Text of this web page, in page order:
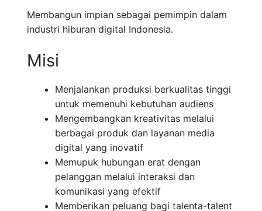
Membangun impian sebagai pemimpin dalam
industri hiburan digital Indonesia.
Misi
Menjalankan produksi berkualitas tinggi
untuk memenuhi kebutuhan audiens
Mengembangkan kreativitas melalui
berbagai produk dan layanan media
digital yang inovatif
Memupuk hubungan erat dengan
pelanggan melalui interaksi dan
komunikasi yang efektif
Memberikan peluang bagi talenta-talent